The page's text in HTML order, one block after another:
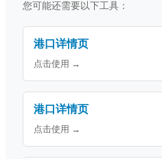
您可能还需要以下工具：
港口详情页
点击使用 →
港口详情页
点击使用 →